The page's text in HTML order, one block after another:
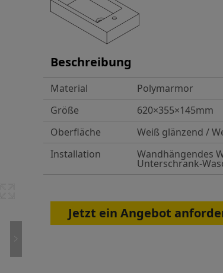
Beschreibung
Material
Polymarmor
Größe
620×355×145mm
Oberfläche
Weiß glänzend /
Installation
Wandhängendes
Unterschrank-
Jetzt ein Angebot